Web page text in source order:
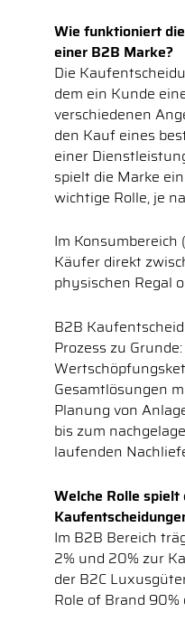
Wie funktioniert
einer B2B Marke?
Die
dem ein Kunde
verschiedenen
den Kauf eines
einer
spielt die Marke
wichtige Rolle, je
Im Konsumbereich
Käufer direkt
physischen Regal
B2B
Prozess zu
Gesamtlösungen
Planung von
bis zum
laufenden
Welche Rolle
Im B2B Bereich
2% und 20% zur
der B2C
Role of Brand 90%